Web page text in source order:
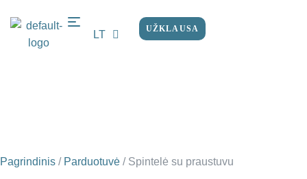
LT
EN
UŽKLAUSA
Pagrindinis / Parduotuvė / Spintelė su praustuvu